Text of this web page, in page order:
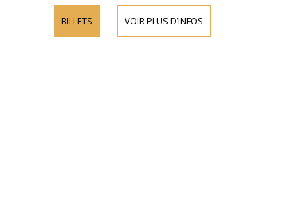
BILLETS VOIR PLUS D’INFOS